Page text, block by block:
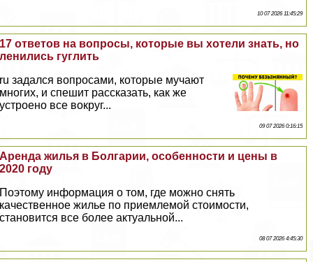
10 07 2026 11:45:29
17 ответов на вопросы, которые вы хотели знать, но
ленились гуглить
ru задался вопросами, которые мучают
многих, и спешит рассказать, как же
устроено все вокруг...
09 07 2026 0:16:15
Аренда жилья в Болгарии, особенности и цены в
2020 году
Поэтому информация о том, где можно снять
качественное жилье по приемлемой стоимости,
становится все более актуальной...
08 07 2026 4:45:30